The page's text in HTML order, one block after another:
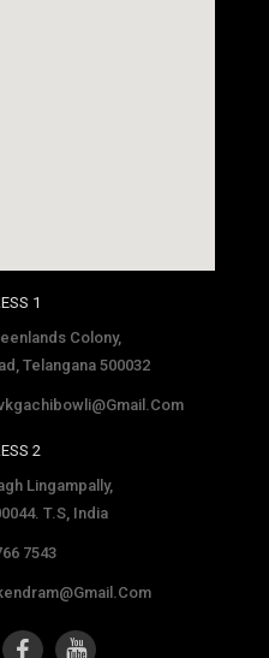
1
Colony,
Telangana 500032
2
Lingampally,
T.S, India
7543